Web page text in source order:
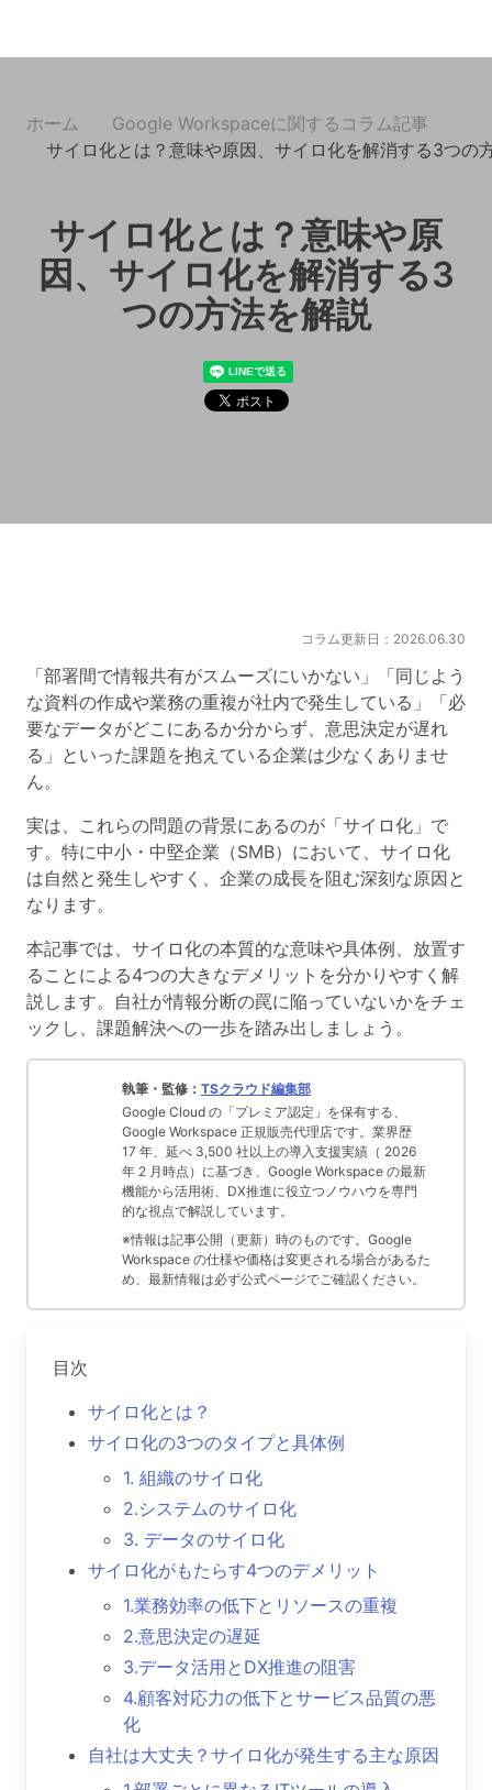
ホーム
Google Workspaceに関するコラム記事
サイロ化とは？意味や原因、サイロ化を解消する3つの
サイロ化とは？意味や原
因、サイロ化を解消する3
つの方法を解説
コラム更新日：2026.06.30
「部署間で情報共有がスムーズにいかない」「同じよう
な資料の作成や業務の重複が社内で発生している」「必
要なデータがどこにあるか分からず、意思決定が遅れ
る」といった課題を抱えている企業は少なくありませ
ん。
実は、これらの問題の背景にあるのが「サイロ化」で
す。特に中小・中堅企業（SMB）において、サイロ化
は自然と発生しやすく、企業の成長を阻む深刻な原因と
なります。
本記事では、サイロ化の本質的な意味や具体例、放置す
ることによる4つの大きなデメリットを分かりやすく解
説します。自社が情報分断の罠に陥っていないかをチェ
ックし、課題解決への一歩を踏み出しましょう。
執筆・監修： TSクラウド編集部
Google Cloud の「プレミア認定」を保有する、
Google Workspace 正規販売代理店です。業界歴
17 年、延べ 3,500 社以上の導入支援実績（ 2026
年 2 月時点）に基づき、Google Workspace の最新
機能から活用術、DX推進に役立つノウハウを専門
的な視点で解説しています。
※情報は記事公開（更新）時のものです。Google
Workspace の仕様や価格は変更される場合があるた
め、最新情報は必ず公式ページでご確認ください。
目次
サイロ化とは？
サイロ化の3つのタイプと具体例
1. 組織のサイロ化
2.システムのサイロ化
3. データのサイロ化
サイロ化がもたらす4つのデメリット
1.業務効率の低下とリソースの重複
2.意思決定の遅延
3.データ活用とDX推進の阻害
4.顧客対応力の低下とサービス品質の悪
化
自社は大丈夫？サイロ化が発生する主な原因